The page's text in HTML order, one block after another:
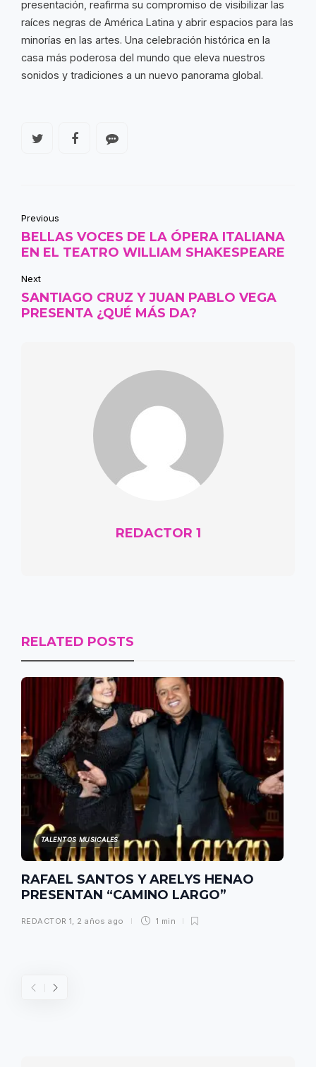
presentación, reafirma su compromiso de visibilizar las
raíces negras de América Latina y abrir espacios para las
minorías en las artes. Una celebración histórica en la
casa más poderosa del mundo que eleva nuestros
sonidos y tradiciones a un nuevo panorama global.
Previous
BELLAS VOCES DE LA ÓPERA ITALIANA
EN EL TEATRO WILLIAM SHAKESPEARE
Next
SANTIAGO CRUZ Y JUAN PABLO VEGA
PRESENTA ¿QUÉ MÁS DA?
REDACTOR 1
RELATED POSTS
TALENTOS MUSICALES
RAFAEL SANTOS Y ARELYS HENAO
PRESENTAN “CAMINO LARGO”
REDACTOR 1 2 años ago 1 min